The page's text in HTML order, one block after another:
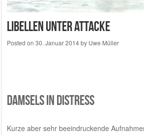
Libellen unter Attacke
Posted on 30. Januar 2014by Uwe Müller
Damsels in Distress
Kurze aber sehr beeindruckende